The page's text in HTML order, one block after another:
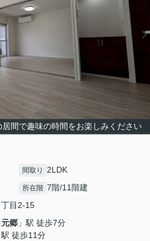
居間で趣味の時間をお楽しみください
間取り 2LDK
所在階 7階/11階建
目2-15
元郷 」駅 徒歩7分
駅 徒歩11分